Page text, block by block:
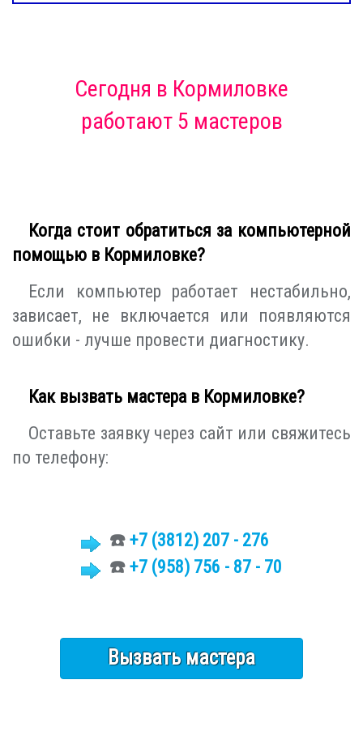
Сегодня в Кормиловке
работают 5 мастеров
Когда стоит обратиться за компьютерной
помощью в Кормиловке?
Если компьютер работает нестабильно,
зависает, не включается или появляются
ошибки - лучше провести диагностику.
Как вызвать мастера в Кормиловке?
Оставьте заявку через сайт или свяжитесь
по телефону:
☎️ +7 (3812) 207 - 276
☎️ +7 (958) 756 - 87 - 70
Вызвать мастера